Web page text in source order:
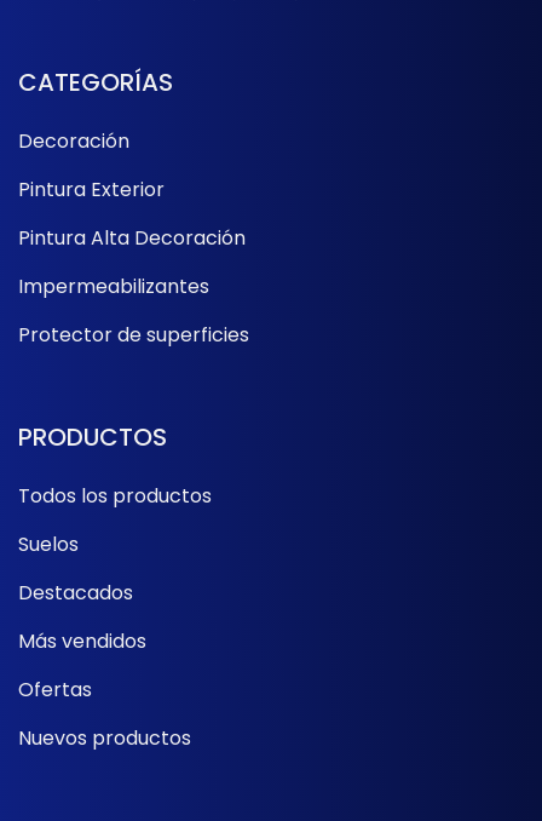
CATEGORÍAS
Decoración
Pintura Exterior
Pintura Alta Decoración
Impermeabilizantes
Protector de superficies
PRODUCTOS
Todos los productos
Suelos
Destacados
Más vendidos
Ofertas
Nuevos productos